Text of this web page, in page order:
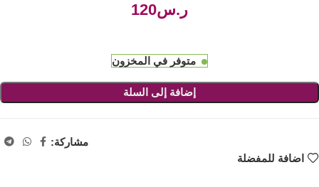
ر.س
متوفر في المخزون
إضافة إلى السلة
مشاركة:
اضافة للمفضلة